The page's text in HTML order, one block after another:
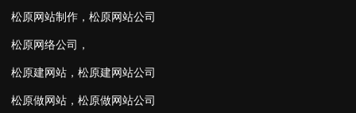
松原网站制作 ，松原网站公司
松原网络公司 ，
松原建网站 ，松原建网站公司
松原做网站 ，松原做网站公司